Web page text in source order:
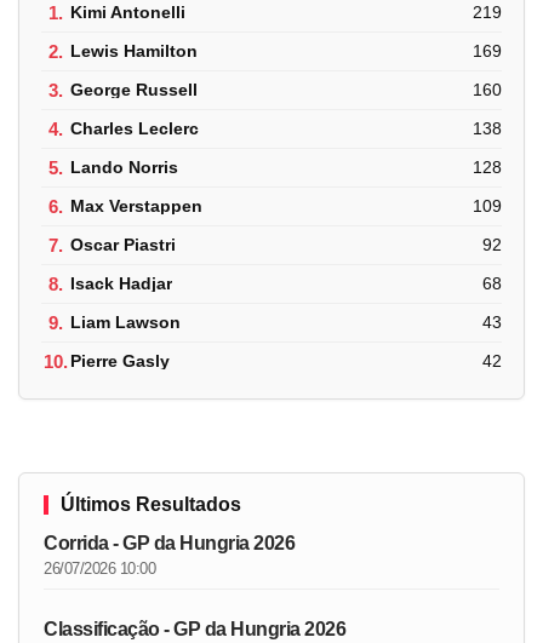
1. Kimi Antonelli 219
2. Lewis Hamilton 169
3. George Russell 160
4. Charles Leclerc 138
5. Lando Norris 128
6. Max Verstappen 109
7. Oscar Piastri 92
8. Isack Hadjar 68
9. Liam Lawson 43
10.Pierre Gasly 42
Últimos Resultados
Corrida - GP da Hungria 2026
26/07/2026 10:00
Classificação - GP da Hungria 2026